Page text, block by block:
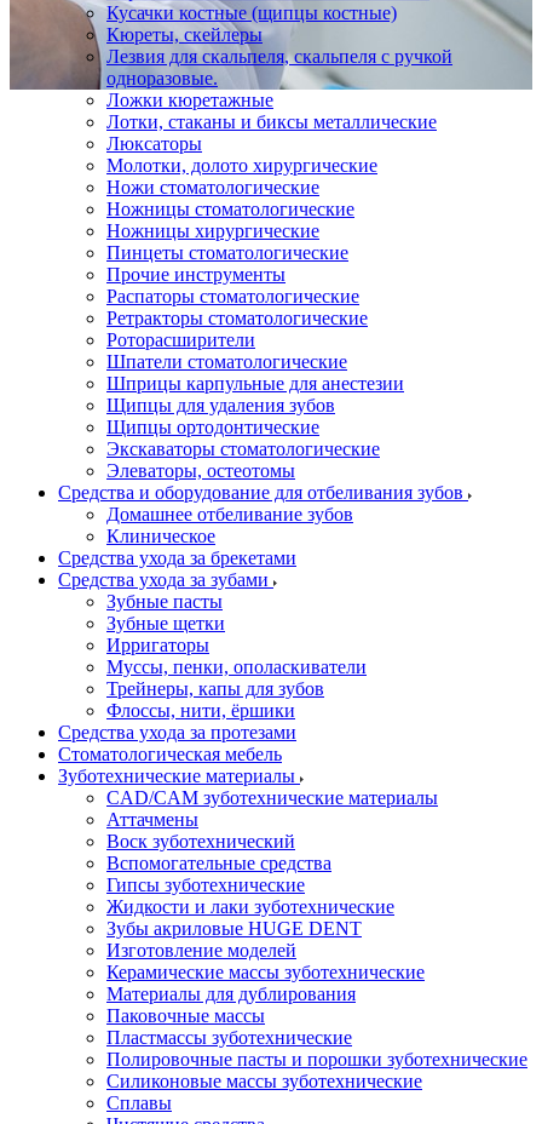
Кусачки костные (щипцы костные)
Кюреты, скейлеры
Лезвия для скальпеля, скальпеля с ручкой
одноразовые.
Ложки кюретажные
Лотки, стаканы и биксы металлические
Люксаторы
Молотки, долото хирургические
Ножи стоматологические
Ножницы стоматологические
Ножницы хирургические
Пинцеты стоматологические
Прочие инструменты
Распаторы стоматологические
Ретракторы стоматологические
Роторасширители
Шпатели стоматологические
Шприцы карпульные для анестезии
Щипцы для удаления зубов
Щипцы ортодонтические
Экскаваторы стоматологические
Элеваторы, остеотомы
Средства и оборудование для отбеливания зубов
Домашнее отбеливание зубов
Клиническое
Средства ухода за брекетами
Средства ухода за зубами
Зубные пасты
Зубные щетки
Ирригаторы
Муссы, пенки, ополаскиватели
Трейнеры, капы для зубов
Флоссы, нити, ёршики
Средства ухода за протезами
Стоматологическая мебель
Зуботехнические материалы
CAD/CAM зуботехнические материалы
Аттачмены
Воск зуботехнический
Вспомогательные средства
Гипсы зуботехнические
Жидкости и лаки зуботехнические
Зубы акриловые HUGE DENT
Изготовление моделей
Керамические массы зуботехнические
Материалы для дублирования
Паковочные массы
Пластмассы зуботехнические
Полировочные пасты и порошки зуботехнические
Силиконовые массы зуботехнические
Сплавы